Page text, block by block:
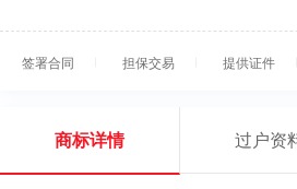
签署合同 担保交易 提供证件
商标详情 过户资